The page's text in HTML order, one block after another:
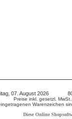
07. August 2026
Preise inkl. gesetzl.
Warenzeichen
Diese Online